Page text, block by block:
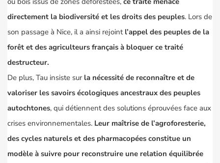
directement la biodiversité et les droits des peuples. Lors de
son passage à Nice, il a ainsi rejoint l’appel des peuples de la
forêt et des agriculteurs français à bloquer ce traité
destructeur.
De plus, Tau insiste sur la nécessité de reconnaître et de
valoriser les savoirs écologiques ancestraux des peuples
autochtones, qui détiennent des solutions éprouvées face aux
crises environnementales. Leur maîtrise de l’agroforesterie,
des cycles naturels et des pharmacopées constitue un
modèle à suivre pour reconstruire une relation équilibrée